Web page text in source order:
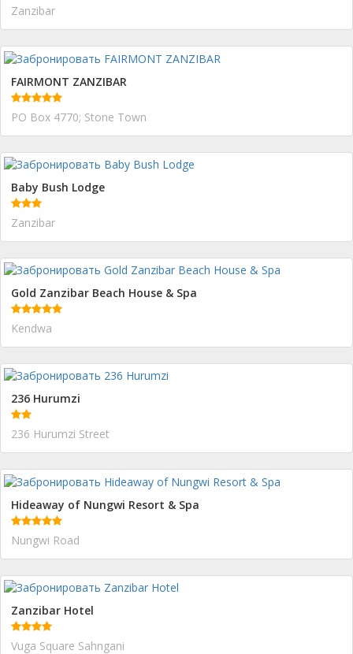
Zanzibar
FAIRMONT ZANZIBAR
PO Box 4770; Stone Town
Baby Bush Lodge
Zanzibar
Gold Zanzibar Beach House & Spa
Kendwa
236 Hurumzi
236 Hurumzi Street
Hideaway of Nungwi Resort & Spa
Nungwi Road
Zanzibar Hotel
Vuga Square Sahngani